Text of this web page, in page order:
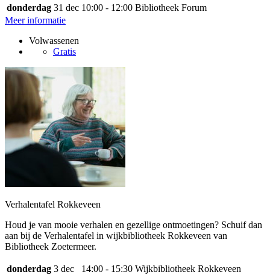
donderdag 31 dec 10:00 - 12:00 Bibliotheek Forum
Meer informatie
Volwassenen
Gratis
Verhalentafel Rokkeveen
Houd je van mooie verhalen en gezellige ontmoetingen? Schuif dan
aan bij de Verhalentafel in wijkbibliotheek Rokkeveen van
Bibliotheek Zoetermeer.
donderdag 3 dec 14:00 - 15:30 Wijkbibliotheek Rokkeveen